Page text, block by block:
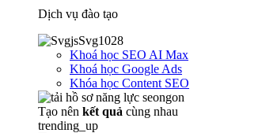
Dịch vụ đào tạo
Khoá học SEO AI Max
Khoá học Google Ads
Khóa học Content SEO
Tạo nên kết quả cùng nhau
trending_up